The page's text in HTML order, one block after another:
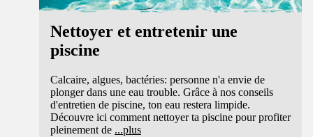
Nettoyer et entretenir une
piscine
Calcaire, algues, bactéries: personne n'a envie de
plonger dans une eau trouble. Grâce à nos conseils
d'entretien de piscine, ton eau restera limpide.
Découvre ici comment nettoyer ta piscine pour profiter
pleinement de ...plus